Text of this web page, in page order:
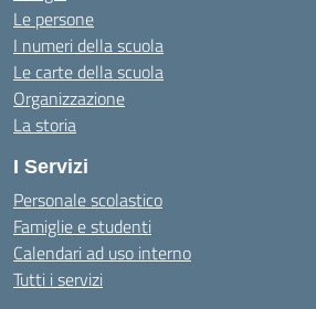
Le persone
I numeri della scuola
Le carte della scuola
Organizzazione
La storia
I Servizi
Personale scolastico
Famiglie e studenti
Calendari ad uso interno
Tutti i servizi